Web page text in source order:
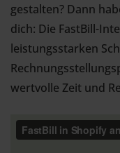
gestalten? Dann
dich: Die FastBill-
leistungsstarken
wertvolle Zeit und